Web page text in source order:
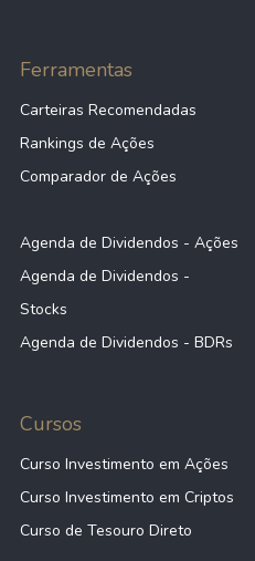
Ferramentas
Carteiras Recomendadas
Rankings de Ações
Comparador de Ações
Agenda de Dividendos - Ações
Agenda de Dividendos -
Stocks
Agenda de Dividendos - BDRs
Cursos
Curso Investimento em Ações
Curso Investimento em Criptos
Curso de Tesouro Direto